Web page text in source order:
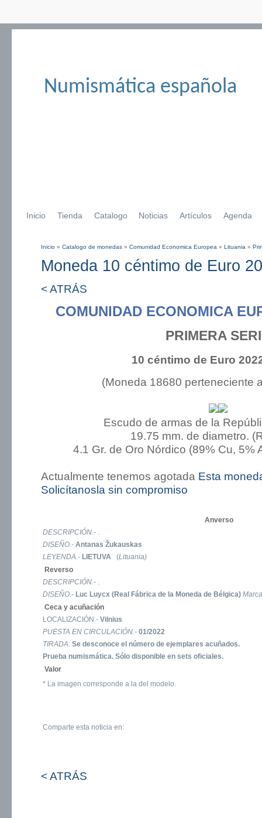
Numismática española
Inicio Tienda Catalogo Noticias Artículos Agenda
Se encuentra usted aquí
Inicio » Catalogo de monedas » Comunidad Economica Europea » Lituania »
Moneda 10 céntimo de Euro
< ATRÁS
COMUNIDAD ECONOMICA
PRIMERA
10 céntimo de Euro
(Moneda 18680 perteneciente
Escudo de armas de la
19.75 mm. de diametro.
4.1 Gr. de Oro Nórdico (89% Cu, 5%
Actualmente tenemos agotada Esta
Solicítanosla sin compromiso
Anverso
DESCRIPCIÓN.- .
DISEÑO.- Antanas Žukauskas
LEYENDA.- LIETUVA (Lituania)
Reverso
DESCRIPCIÓN.- .
DISEÑO.- Luc Luycx (Real Fábrica de la Moneda de Bélgica)
Ceca y acuñación
LOCALIZACIÓN.- Vilnius
PUESTA EN CIRCULACIÓN.- 01/2022
TIRADA: Se desconoce el número de ejemplares acuñados.
Prueba numismática. Sólo disponible en sets oficiales.
Valor
* La imagen corresponde a la del modelo.
Comparte esta noticia en:
< ATRÁS